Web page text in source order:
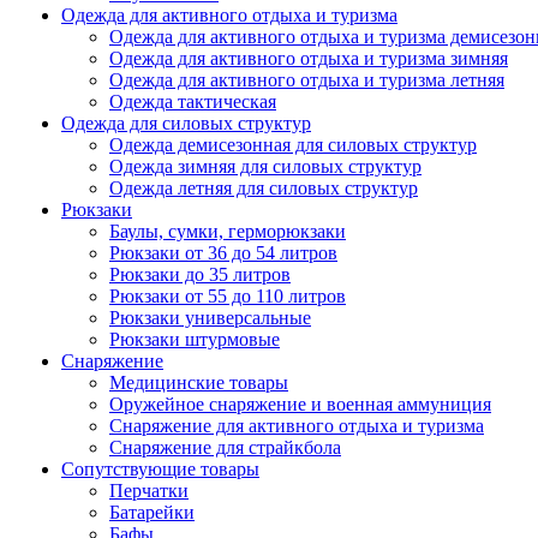
Одежда для активного отдыха и туризма
Одежда для активного отдыха и туризма
Одежда для активного отдыха и туризма зимняя
Одежда для активного отдыха и туризма летняя
Одежда тактическая
Одежда для силовых структур
Одежда демисезонная для силовых структур
Одежда зимняя для силовых структур
Одежда летняя для силовых структур
Рюкзаки
Баулы, сумки, герморюкзаки
Рюкзаки от 36 до 54 литров
Рюкзаки до 35 литров
Рюкзаки от 55 до 110 литров
Рюкзаки универсальные
Рюкзаки штурмовые
Снаряжение
Медицинские товары
Оружейное снаряжение и военная аммуниция
Снаряжение для активного отдыха и туризма
Снаряжение для страйкбола
Сопутствующие товары
Перчатки
Батарейки
Бафы